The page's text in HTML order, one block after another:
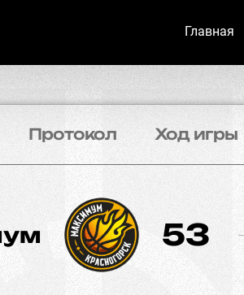
Главная
Протокол Ход игры
53